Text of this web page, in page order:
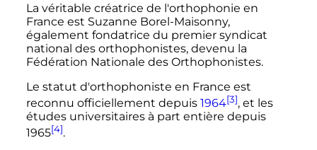
La véritable créatrice de l'orthophonie en
France est Suzanne Borel-Maisonny,
également fondatrice du premier syndicat
national des orthophonistes, devenu la
Fédération Nationale des Orthophonistes.
Le statut d'orthophoniste en France est
reconnu officiellement depuis 1964[3], et les
études universitaires à part entière depuis
1965[4].